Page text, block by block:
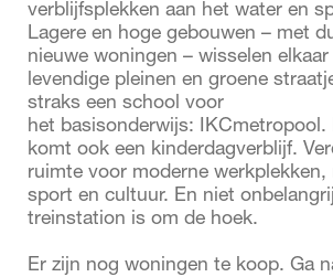
verblijfsplekken aan het water en
Lagere en hoge gebouwen – met
nieuwe woningen – wisselen elkaar
levendige pleinen en groene
straks een school voor
het basisonderwijs: IKCmetropool.
komt ook een kinderdagverblijf.
ruimte voor moderne werkplekken,
sport en cultuur. En niet
treinstation is om de hoek.
Er zijn nog woningen te koop. Ga